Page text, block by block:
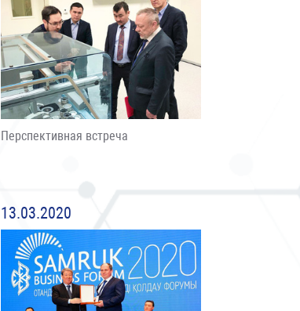
Перспективная встреча
13.03.2020